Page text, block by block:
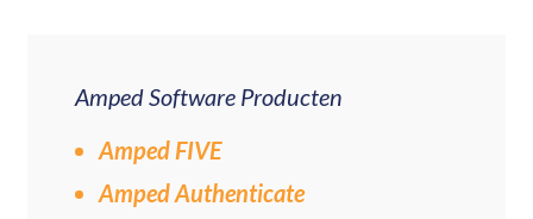
Amped Software Producten
Amped FIVE
Amped Authenticate